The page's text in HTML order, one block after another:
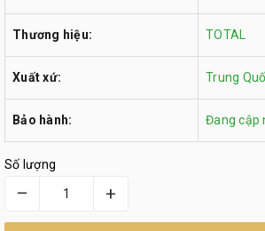
Thương hiệu: TOTAL
Xuất xứ: Trung
Bảo hành: Đang cập
Số lượng
– +